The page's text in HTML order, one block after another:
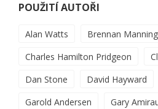
POUŽITÍ AUTOŘI
Alan Watts
Brennan Manning
Charles Hamilton Pridgeon
Dan Stone
David Hayward
Garold Andersen
Gary